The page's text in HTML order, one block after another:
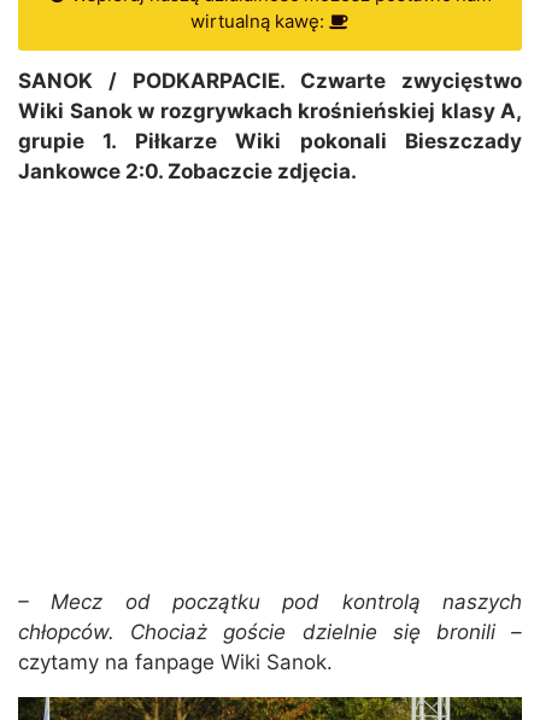
wirtualną kawę:
SANOK / PODKARPACIE. Czwarte zwycięstwo
Wiki Sanok w rozgrywkach krośnieńskiej klasy A,
grupie 1. Piłkarze Wiki pokonali Bieszczady
Jankowce 2:0. Zobaczcie zdjęcia.
– Mecz od początku pod kontrolą naszych
chłopców. Chociaż goście dzielnie się bronili –
czytamy na fanpage Wiki Sanok.